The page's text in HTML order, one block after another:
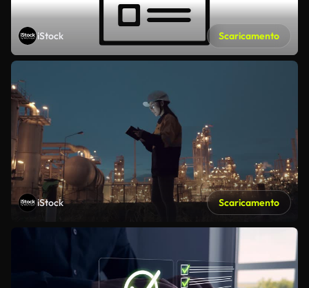
iStock Scaricamento
iStock Scaricamento